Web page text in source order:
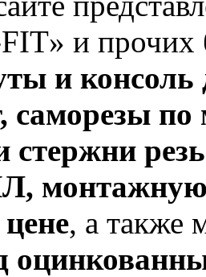
и
и консоль
саморезы
монтажную
, а также